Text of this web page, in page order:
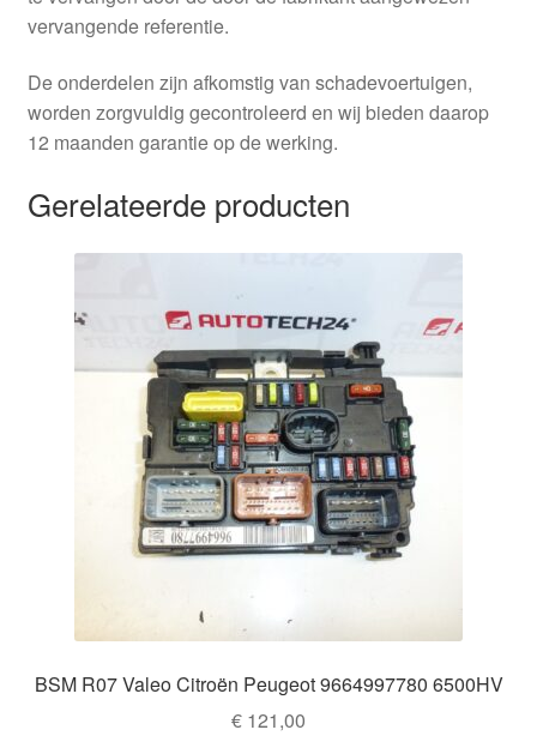
vervangende referentie.
De onderdelen zijn afkomstig van schadevoertuigen,
worden zorgvuldig gecontroleerd en wij bieden daarop
12 maanden garantie op de werking.
Gerelateerde producten
BSM R07 Valeo Citroën Peugeot 9664997780 6500HV
€ 121,00